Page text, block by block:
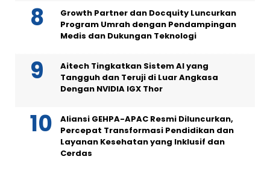
Growth Partner dan Docquity Luncurkan
Program Umrah dengan Pendampingan
Medis dan Dukungan Teknologi
Aitech Tingkatkan Sistem AI yang
Tangguh dan Teruji di Luar Angkasa
Dengan NVIDIA IGX Thor
Aliansi GEHPA-APAC Resmi Diluncurkan,
Percepat Transformasi Pendidikan dan
Layanan Kesehatan yang Inklusif dan
Cerdas